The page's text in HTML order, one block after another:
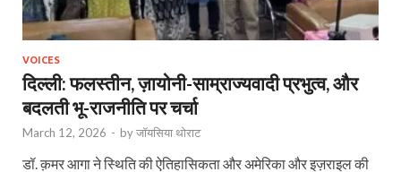
VOICES
दिल्‍ली: फलस्तीन, ज़ायोनी-साम्राज्यवादी प्रभुत्व, और
बदलती भू-राजनीति पर चर्चा
March 12, 2026 - byजॉयसिया थोराट
डॉ. क़मर आगा ने स्थिति की ऐतिहासिकता और अमेरिका और इज़राइल की